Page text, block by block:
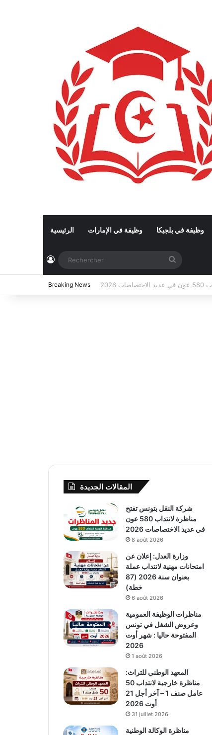
الرئيسية وظيفة في الإمارات وظيفة في بلجيكا
Connexion
Breaking News بعنوان سنة 2026 (87 خطة)
المقالات الجديدة
شركة النقل بتونس تفتح
مناظرة لانتداب 580 عون
في عديد الاختصاصات 2026
8 août 2026
وزارة العدل: إعلان عن
امتحانات مهنية لانتداب عملة
بعنوان سنة 2026 (87
خطة)
6 août 2026
مناظرات الوظيفة العمومية
وعروض الشغل في تونس
المفتوحة حاليا : شهر أوت
2026
1 août 2026
المعهد الوطني للتراث:
مناظرة خارجية لانتداب 50
عامل صنف 1 – آخر أجل 21
أوت 2026
31 juillet 2026
مناظرة الوكالة الوطنية